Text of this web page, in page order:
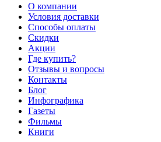
О компании
Условия доставки
Способы оплаты
Скидки
Акции
Где купить?
Отзывы и вопросы
Контакты
Блог
Инфографика
Газеты
Фильмы
Книги